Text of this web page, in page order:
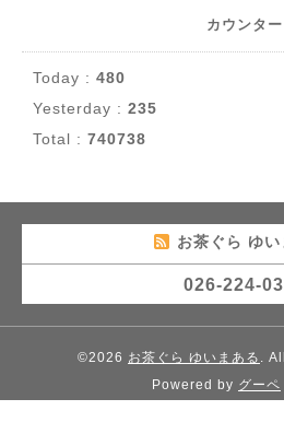
カウンター
Today : 480
Yesterday : 235
Total : 740738
お茶ぐら ゆい
026-224-
©2026 お茶ぐら ゆいまある .
Powered by グーペ